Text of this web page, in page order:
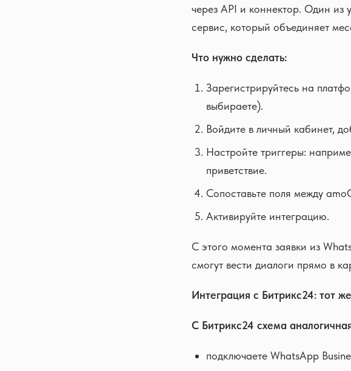
через API и коннектор. Один
сервис, который объединяет
Что нужно сделать:
Зарегистрируйтесь на
выбираете).
Войдите в личный кабинет,
Настройте триггеры:
приветствие.
Сопоставьте поля между
Активируйте интеграцию.
С этого момента заявки из
смогут вести диалоги прямо в
Интеграция с Битрикс24: тот
С Битрикс24 схема
подключаете WhatsApp